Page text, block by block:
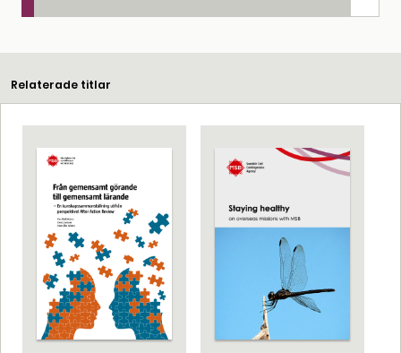
Relaterade titlar